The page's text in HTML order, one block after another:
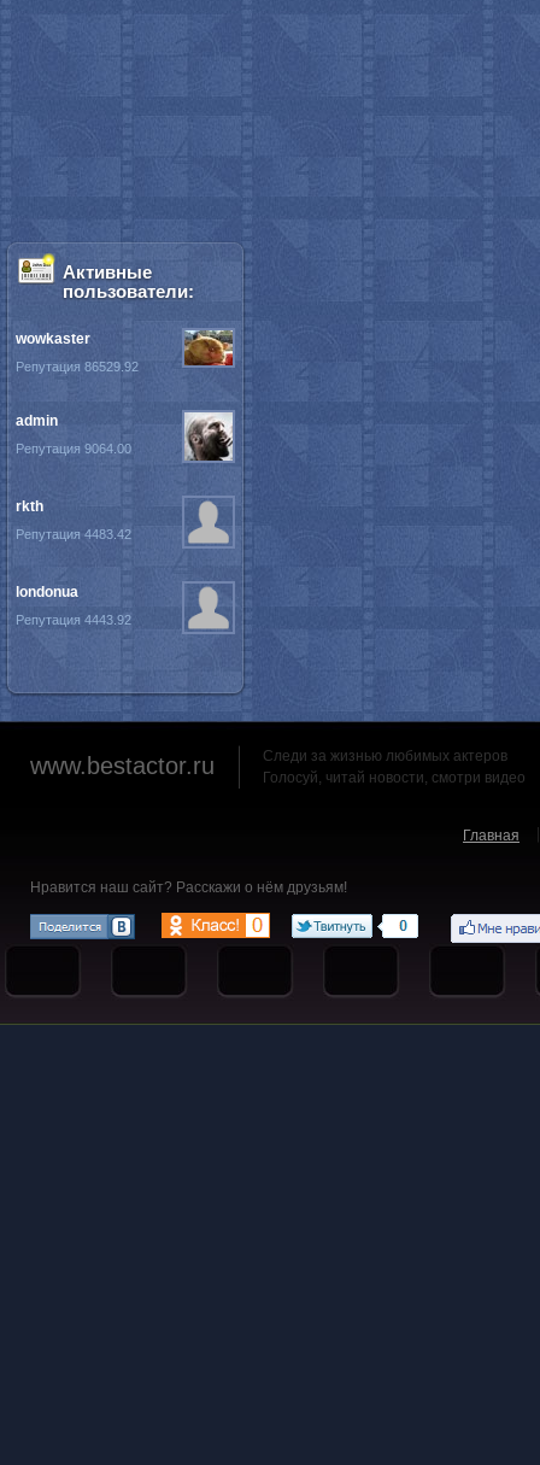
Активные
пользователи:
wowkaster
Репутация 86529.92
admin
Репутация 9064.00
rkth
Репутация 4483.42
londonua
Репутация 4443.92
www.bestactor.ru
Следи за жизнью любимых актеров
Голосуй, читай новости, смотри видео
Главная
Нравится наш сайт? Расскажи о нём друзьям!